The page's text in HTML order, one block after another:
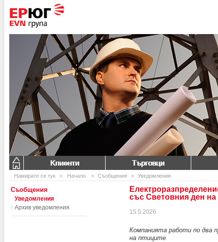
Клиенти Търговци
Намирате се тук > Начало > Съобщения > Уведомления
със Световния ден
15.5.2026
Компанията работи по два
на птиците
Съобщения
Уведомления
Архив уведомления